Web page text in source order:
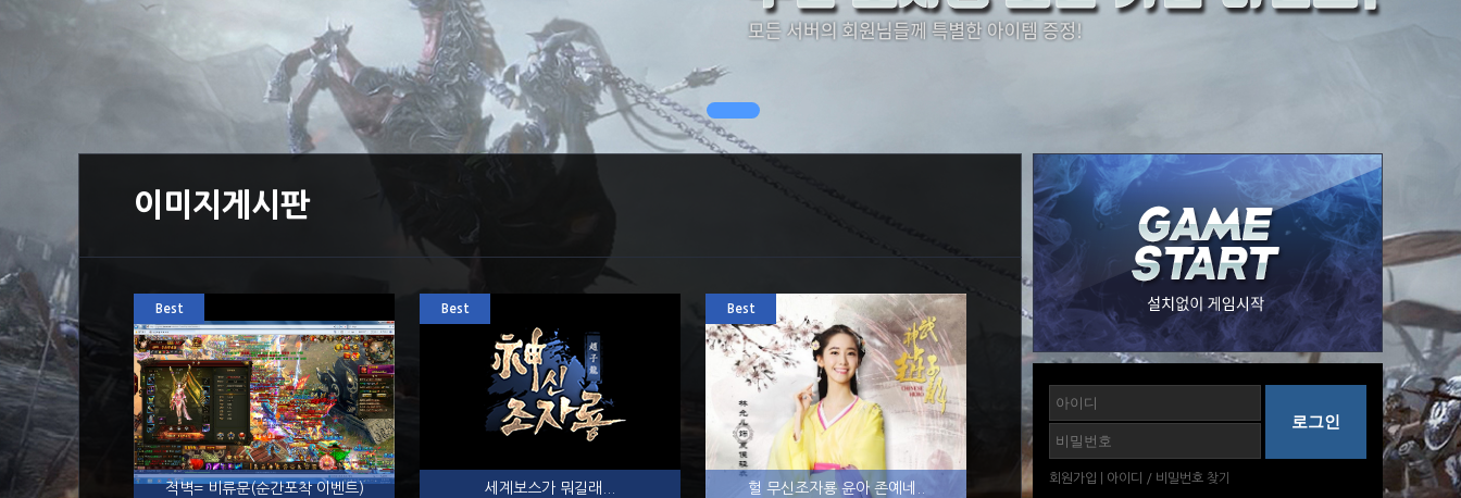
회원가입 아이디 / 비밀번호 찾기
이미지게시판
Best
적벽= 비류문(순간포착 이벤트)
Best
세계보스가 뭐길래...
Best
헐 무신조자룡 윤아 존예네..